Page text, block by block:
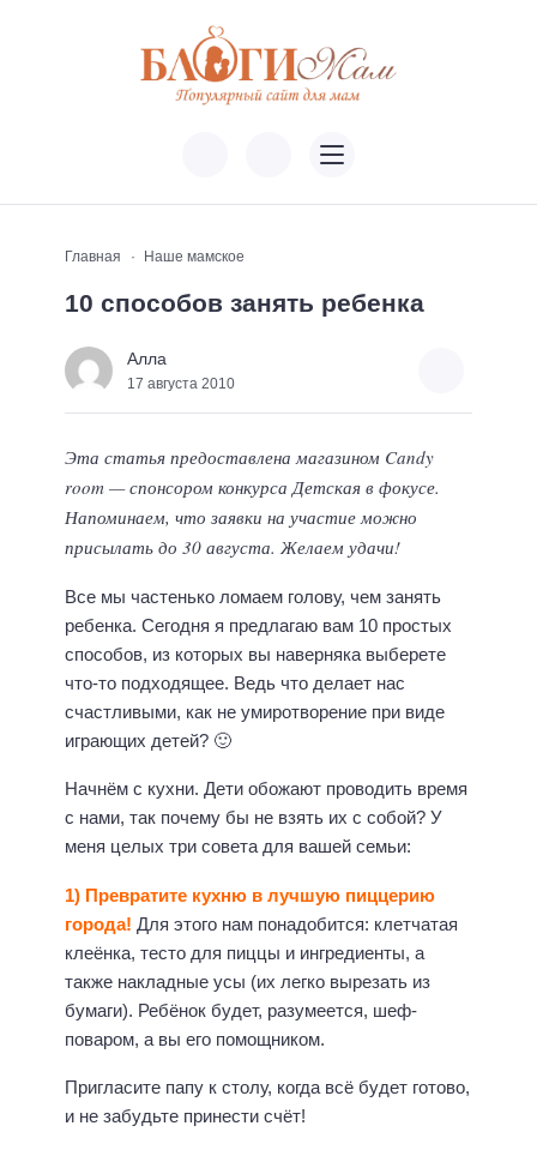
Главная Наше мамское
10 способов занять ребенка
Алла
17 августа 2010
Эта статья предоставлена магазином Candy
room — спонсором конкурса Детская в фокусе.
Напоминаем, что заявки на участие можно
присылать до 30 августа. Желаем удачи!
Все мы частенько ломаем голову, чем занять
ребенка. Сегодня я предлагаю вам 10 простых
способов, из которых вы наверняка выберете
что-то подходящее. Ведь что делает нас
счастливыми, как не умиротворение при виде
играющих детей? 🙂
Начнём с кухни. Дети обожают проводить время
с нами, так почему бы не взять их с собой? У
меня целых три совета для вашей семьи:
1) Превратите кухню в лучшую пиццерию
города! Для этого нам понадобится: клетчатая
клеёнка, тесто для пиццы и ингредиенты, а
также накладные усы (их легко вырезать из
бумаги). Ребёнок будет, разумеется, шеф-
поваром, а вы его помощником.
Пригласите папу к столу, когда всё будет готово,
и не забудьте принести счёт!